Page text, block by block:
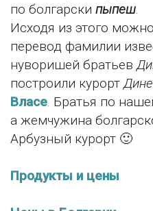
по болгарски пыпеш.
Исходя из этого
перевод фамилии
нуворишей братьев
построили курорт
Власе. Братья по
а жемчужина
Арбузный курорт 🙂
Продукты и цены